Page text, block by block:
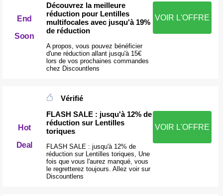
End
Soon
Découvrez la meilleure
réduction pour Lentilles
multifocales avec jusqu'à 19%
de réduction
A propos, vous pouvez bénéficier
d'une réduction allant jusqu'à 15€
lors de vos prochaines commandes
chez Discountlens
VOIR L'OFFRE
Hot
Deal
Vérifié
FLASH SALE : jusqu'à 12% de
réduction sur Lentilles
toriques
FLASH SALE : jusqu'à 12% de
réduction sur Lentilles toriques, Une
fois que vous l'aurez manqué, vous
le regretterez toujours. Allez voir sur
Discountlens
VOIR L'OFFRE